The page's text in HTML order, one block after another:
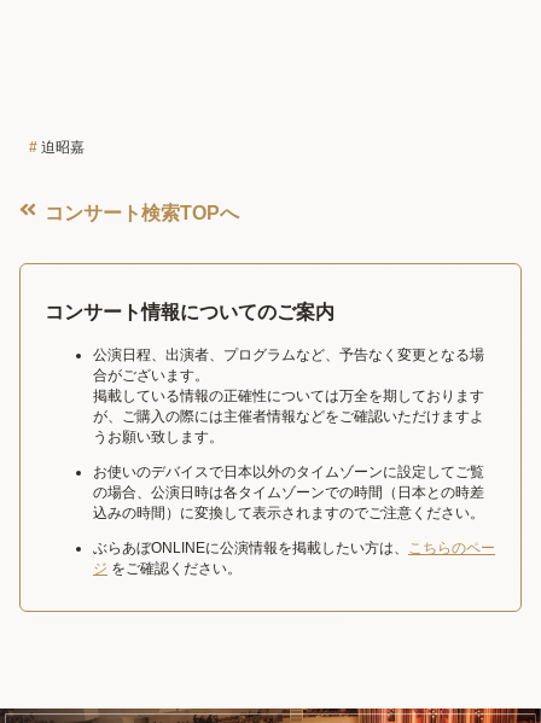
迫昭嘉
コンサート検索TOPへ
コンサート情報についてのご案内
公演日程、出演者、プログラムなど、予告なく変更となる場
合がございます。
掲載している情報の正確性については万全を期しております
が、ご購入の際には主催者情報などをご確認いただけますよ
うお願い致します。
お使いのデバイスで日本以外のタイムゾーンに設定してご覧
の場合、公演日時は各タイムゾーンでの時間（日本との時差
込みの時間）に変換して表示されますのでご注意ください。
ぶらあぼONLINEに公演情報を掲載したい方は、 こちらのペー
ジ をご確認ください。